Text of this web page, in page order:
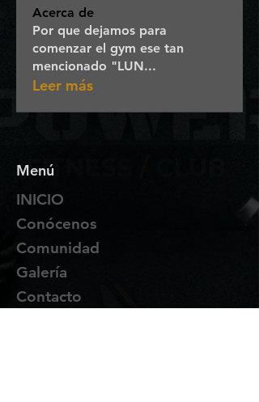
Acerca de
Por que dejamos para
comenzar el gym ese tan
mencionado "LUN...
Leer más
Menú
INICIO
Conócenos
Comunidad
Galería
Contacto